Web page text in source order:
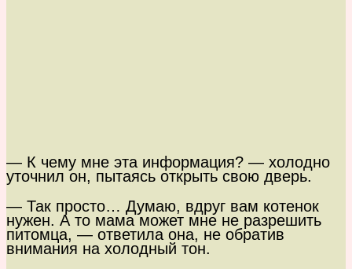
— К чему мне эта информация? — холодно
уточнил он, пытаясь открыть свою дверь.
— Так просто… Думаю, вдруг вам котенок
нужен. А то мама может мне не разрешить
питомца, — ответила она, не обратив
внимания на холодный тон.